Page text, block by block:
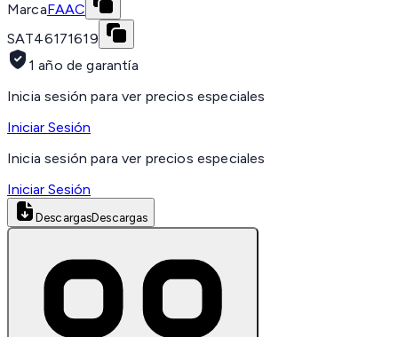
MarcaFAAC
SAT46171619
1 año de garantía
Inicia sesión para ver precios especiales
Iniciar Sesión
Inicia sesión para ver precios especiales
Iniciar Sesión
DescargasDescargas